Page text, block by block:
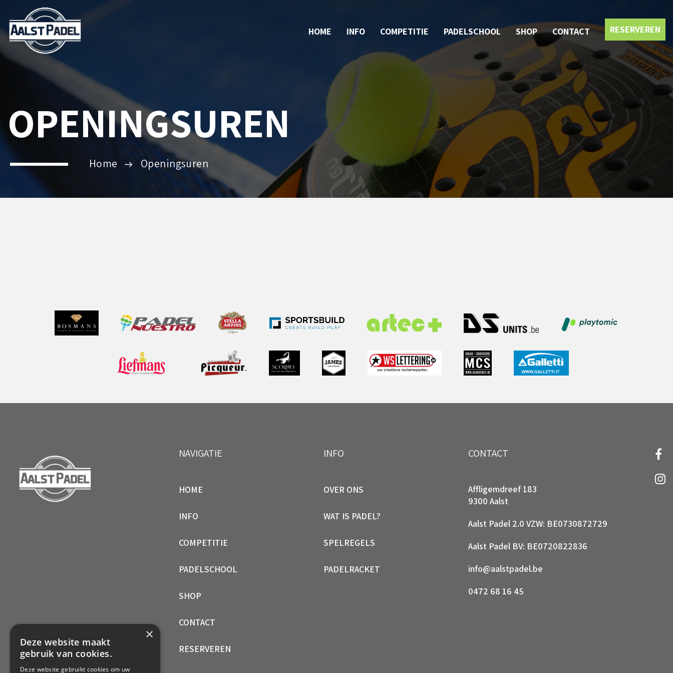
HOME INFO COMPETITIE PADELSCHOOL SHOP CONTACT RESERVEREN
OPENINGSUREN
Home Openingsuren
NAVIGATIE
HOME
INFO
COMPETITIE
PADELSCHOOL
SHOP
CONTACT
RESERVEREN
INFO
OVER ONS
WAT IS PADEL?
SPELREGELS
PADELRACKET
CONTACT
Affligemdreef 183
9300 Aalst
Aalst Padel 2.0 VZW: BE0730872729
Aalst Padel BV: BE0720822836
info@aalstpadel.be
0472 68 16 45
×
Deze website maakt
gebruik van cookies.
Deze website gebruikt cookies om uw